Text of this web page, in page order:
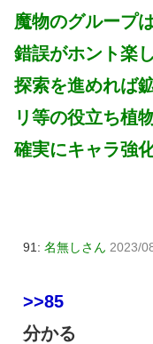
魔物のグループ
錯誤がホント楽
探索を進めれば
リ等の役立ち植
確実にキャラ強
91: 名無しさん 2023/
>>85
分かる